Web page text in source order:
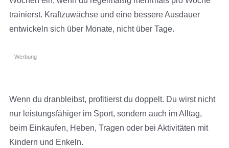
trainierst. Kraftzuwächse und eine bessere Ausdauer
entwickeln sich über Monate, nicht über Tage.
Werbung
Wenn du dranbleibst, profitierst du doppelt. Du wirst nicht
nur leistungsfähiger im Sport, sondern auch im Alltag,
beim Einkaufen, Heben, Tragen oder bei Aktivitäten mit
Kindern und Enkeln.